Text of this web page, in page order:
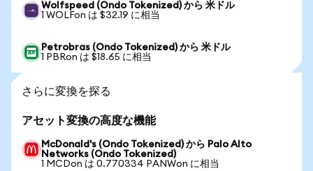
Wolfspeed (Ondo Tokenized) から 米ドル
1 WOLFon は $32.19 に相当
Petrobras (Ondo Tokenized) から 米ドル
1 PBRon は $18.65 に相当
さらに変換を探る
アセット変換の高度な機能
McDonald's (Ondo Tokenized) から Palo Alto
Networks (Ondo Tokenized)
1 MCDon は 0.770334 PANWon に相当